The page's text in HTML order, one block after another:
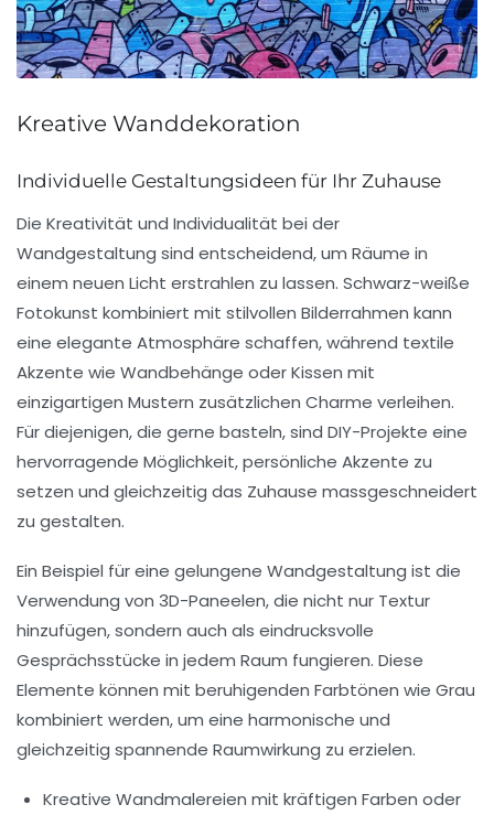
Kreative Wanddekoration
Individuelle Gestaltungsideen für Ihr Zuhause
Die Kreativität und Individualität bei der
Wandgestaltung sind entscheidend, um Räume in
einem neuen Licht erstrahlen zu lassen. Schwarz-weiße
Fotokunst kombiniert mit stilvollen Bilderrahmen kann
eine elegante Atmosphäre schaffen, während textile
Akzente wie Wandbehänge oder Kissen mit
einzigartigen Mustern zusätzlichen Charme verleihen.
Für diejenigen, die gerne basteln, sind DIY-Projekte eine
hervorragende Möglichkeit, persönliche Akzente zu
setzen und gleichzeitig das Zuhause massgeschneidert
zu gestalten.
Ein Beispiel für eine gelungene Wandgestaltung ist die
Verwendung von 3D-Paneelen, die nicht nur Textur
hinzufügen, sondern auch als eindrucksvolle
Gesprächsstücke in jedem Raum fungieren. Diese
Elemente können mit beruhigenden Farbtönen wie Grau
kombiniert werden, um eine harmonische und
gleichzeitig spannende Raumwirkung zu erzielen.
Kreative Wandmalereien mit kräftigen Farben oder